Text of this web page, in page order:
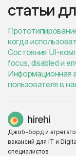
статьи
когда
Состояния UI-
focus, disabled и
Информационная
пользователя в
Джоб-борд и
вакансий для IT и
специалистов